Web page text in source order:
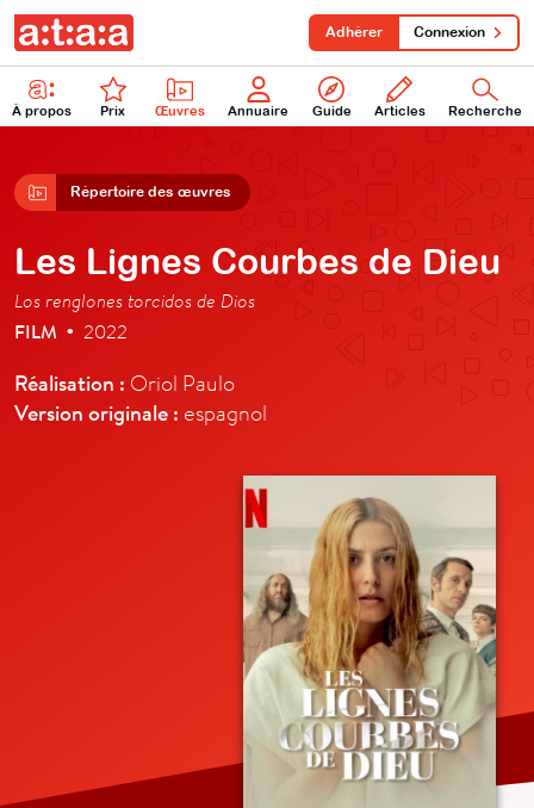
À propos Prix Œuvres Annuaire Guide Articles Recherche
Adhérer Connexion
Répertoire des œuvres
Les Lignes Courbes de Dieu
Los renglones torcidos de Dios
FILM • 2022
Réalisation : Oriol Paulo
Version originale : espagnol